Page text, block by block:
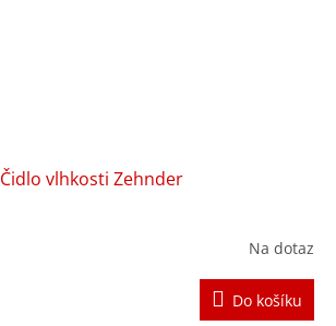
Čidlo vlhkosti Zehnder
Na dotaz
Do košíku